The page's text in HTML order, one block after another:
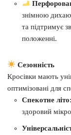
знімною
та підтримує
положенні.
Сезонність
Кросівки мають
оптимізовані для
Спекотне літо:
здоровий